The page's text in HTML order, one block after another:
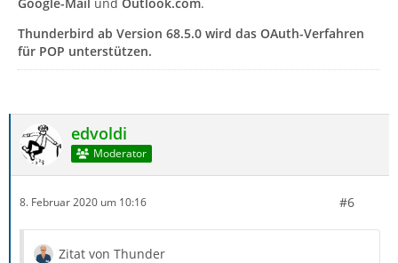
Thunderbird ab Version 68.5.0 wird das OAuth-Verfahren
für POP unterstützen.
edvoldi
Moderator
8. Februar 2020 um 10:16 #6
Zitat von Thunder